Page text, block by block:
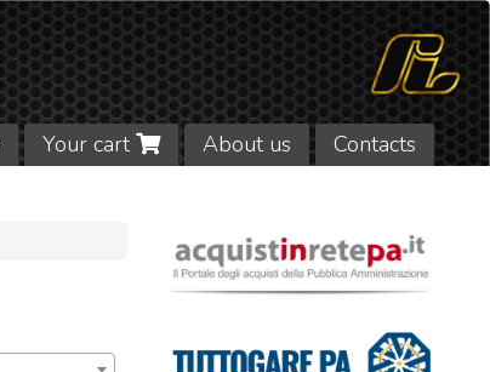
Your cart About us Contacts